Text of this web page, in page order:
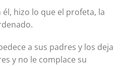
hizo lo que el profeta, la
a sus padres y los deja
y no le complace su